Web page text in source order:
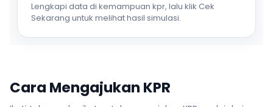
Lengkapi data di kemampuan kpr, lalu klik Cek
Sekarang untuk melihat hasil simulasi.
Cara Mengajukan KPR